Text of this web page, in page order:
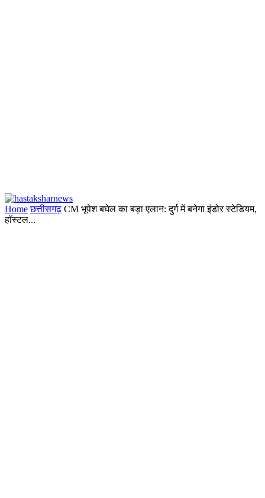
Home छत्तीसगढ़ CM भूपेश बघेल का बड़ा एलान: दुर्ग में बनेगा इंडोर स्टेडियम,
हॉस्टल...